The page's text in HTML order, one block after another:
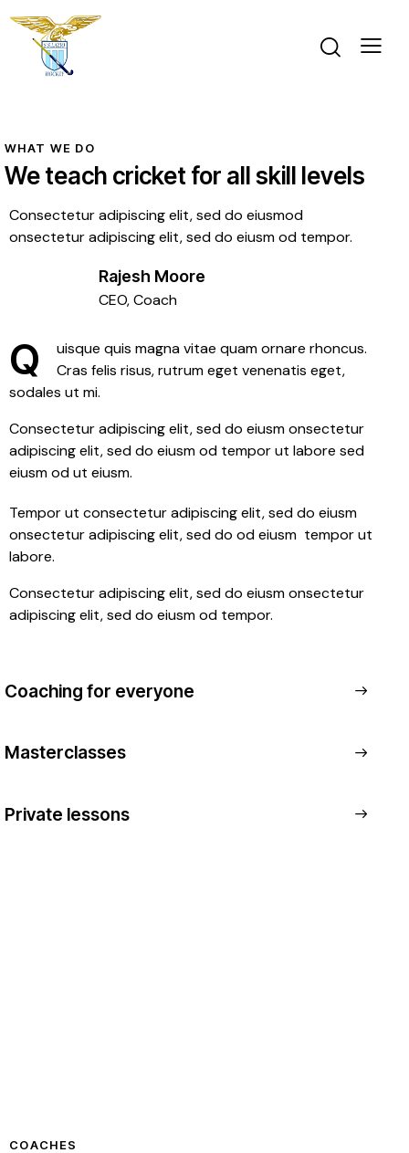
WHAT WE DO
We teach cricket for all skill levels
Consectetur adipiscing elit, sed do eiusmod
onsectetur adipiscing elit, sed do eiusm od tempor.
Rajesh Moore
CEO, Coach
Q
uisque quis magna vitae quam ornare rhoncus.
Cras felis risus, rutrum eget venenatis eget,
sodales ut mi.
Consectetur adipiscing elit, sed do eiusm onsectetur
adipiscing elit, sed do eiusm od tempor ut labore sed
eiusm od ut eiusm.
Tempor ut consectetur adipiscing elit, sed do eiusm
onsectetur adipiscing elit, sed do od eiusm tempor ut
labore.
Consectetur adipiscing elit, sed do eiusm onsectetur
adipiscing elit, sed do eiusm od tempor.
Coaching for everyone
Masterclasses
Private lessons
COACHES